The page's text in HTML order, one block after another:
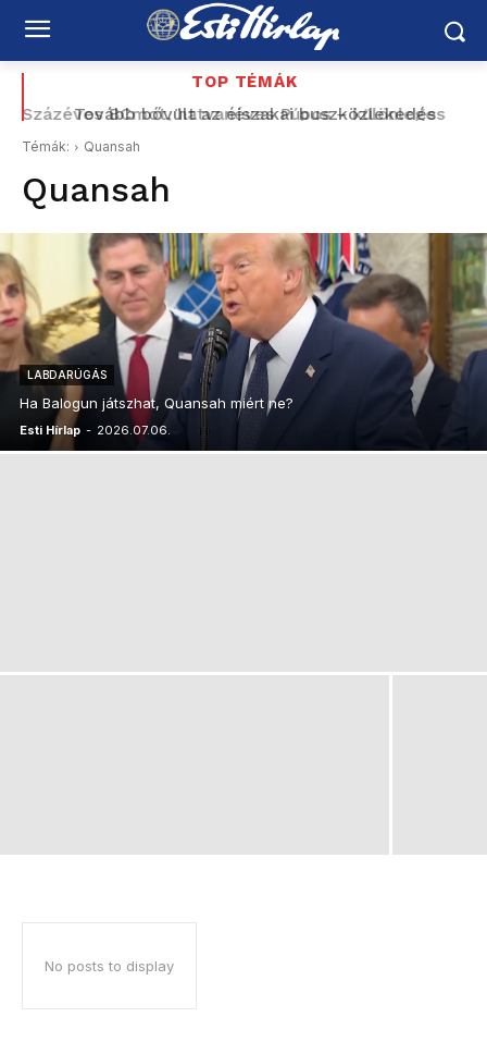
TOP TÉMÁK
Százéves BCmot, hatvanéves Púpos – különleges
retró évvel ünnepel a MÁV
Tovább bővült az éjszakai buszközlekedés
Budapest és az agglomeráció között
Témák: Quansah
Quansah
LABDARÚGÁS
Ha Balogun játszhat, Quansah miért ne?
Esti Hírlap - 2026.07.06.
No posts to display